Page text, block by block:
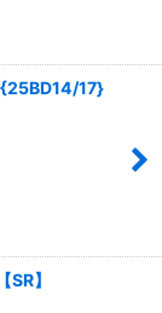
{25BD14/17}
】